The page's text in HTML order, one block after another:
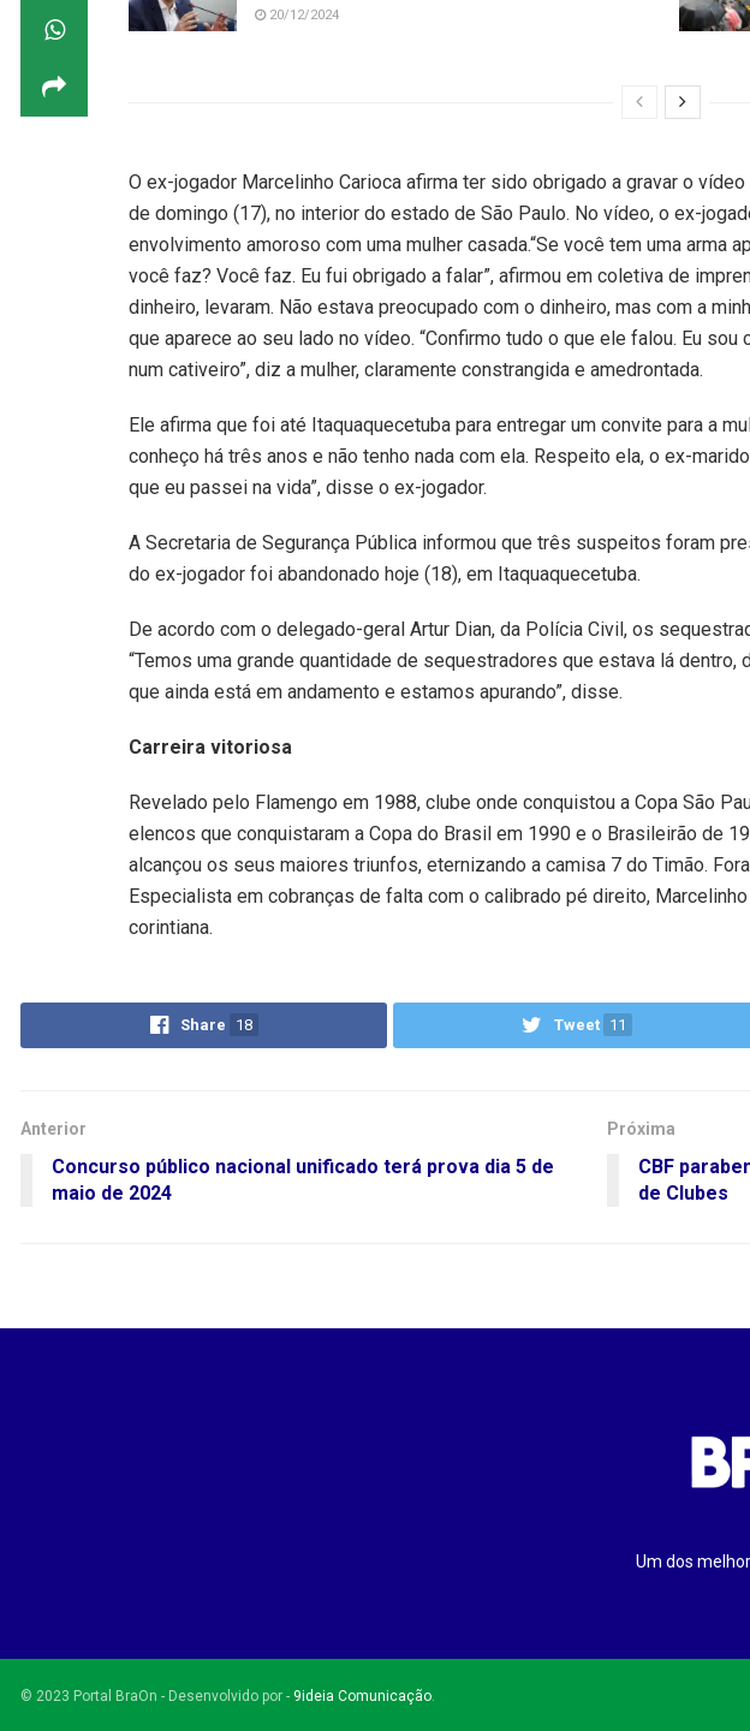
20/12/2024
O ex-jogador Marcelinho Carioca afirma ter sido obrigado a gravar o
de domingo (17), no interior do estado de São Paulo. No vídeo, o ex-
envolvimento amoroso com uma mulher casada.“Se você tem uma arma
você faz? Você faz. Eu fui obrigado a falar”, afirmou em coletiva de
dinheiro, levaram. Não estava preocupado com o dinheiro, mas com a
que aparece ao seu lado no vídeo. “Confirmo tudo o que ele falou. Eu
num cativeiro”, diz a mulher, claramente constrangida e amedrontada.
Ele afirma que foi até Itaquaquecetuba para entregar um convite para a
conheço há três anos e não tenho nada com ela. Respeito ela, o ex-
que eu passei na vida”, disse o ex-jogador.
A Secretaria de Segurança Pública informou que três suspeitos foram
do ex-jogador foi abandonado hoje (18), em Itaquaquecetuba.
De acordo com o delegado-geral Artur Dian, da Polícia Civil, os
“Temos uma grande quantidade de sequestradores que estava lá
que ainda está em andamento e estamos apurando”, disse.
Carreira vitoriosa
Revelado pelo Flamengo em 1988, clube onde conquistou a Copa São
elencos que conquistaram a Copa do Brasil em 1990 e o Brasileirão de
alcançou os seus maiores triunfos, eternizando a camisa 7 do Timão.
Especialista em cobranças de falta com o calibrado pé direito,
corintiana.
Share 18 Tweet 11
Anterior
Concurso público nacional unificado terá prova dia 5 de
maio de 2024
Próxima
CBF
de Clubes
Um dos
© 2023 Portal BraOn - Desenvolvido por - 9ideia Comunicação.